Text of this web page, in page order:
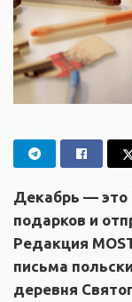
Декабрь — это
подарков и
Редакция
письма
деревня